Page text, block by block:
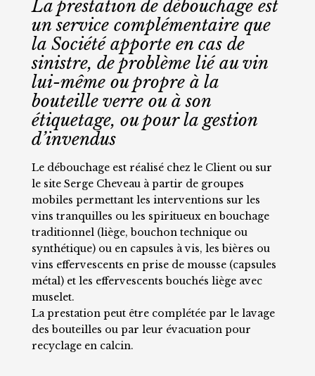
La prestation de débouchage est
un service complémentaire que
la Société apporte en cas de
sinistre, de problème lié au vin
lui-même ou propre à la
bouteille verre ou à son
étiquetage, ou pour la gestion
d’invendus
Le débouchage est réalisé chez le Client ou sur
le site Serge Cheveau à partir de groupes
mobiles permettant les interventions sur les
vins tranquilles ou les spiritueux en bouchage
traditionnel (liège, bouchon technique ou
synthétique) ou en capsules à vis, les bières ou
vins effervescents en prise de mousse (capsules
métal) et les effervescents bouchés liège avec
muselet.
La prestation peut être complétée par le lavage
des bouteilles ou par leur évacuation pour
recyclage en calcin.